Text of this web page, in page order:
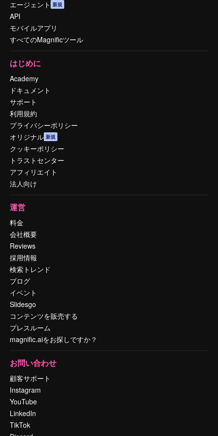
エージェント 新規
API
モバイルアプリ
すべてのMagnificツール
はじめに
Academy
ドキュメント
サポート
利用規約
プライバシーポリシー
オリジナル 新規
クッキーポリシー
トラストセンター
アフィリエイト
法人向け
運営
料金
会社概要
Reviews
採用情報
検索トレンド
ブログ
イベント
Slidesgo
コンテンツを販売する
プレスルーム
magnific.aiをお探しですか？
お問い合わせ
顧客サポート
Instagram
YouTube
LinkedIn
TikTok